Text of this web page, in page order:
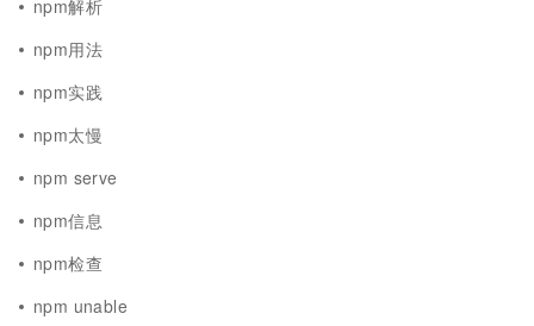
npm解析
npm用法
npm实践
npm太慢
npm serve
npm信息
npm检查
npm unable